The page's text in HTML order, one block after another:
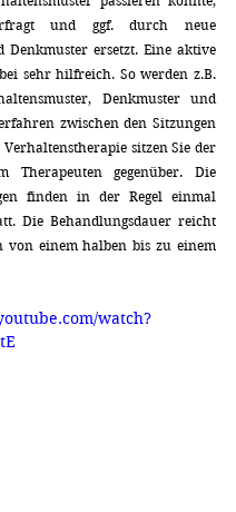
und ggf. durch neue
Denkmuster ersetzt. Eine aktive
sehr hilfreich. So werden z.B.
Denkmuster und
zwischen den Sitzungen
sitzen Sie der
Therapeuten gegenüber. Die
finden in der Regel einmal
Die Behandlungsdauer reicht
von einem halben bis zu einem
watch?